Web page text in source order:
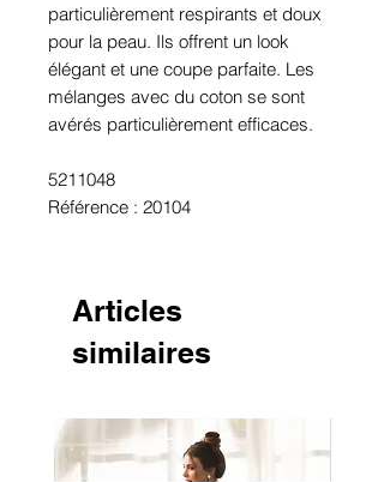
particulièrement respirants et doux
pour la peau. Ils offrent un look
élégant et une coupe parfaite. Les
mélanges avec du coton se sont
avérés particulièrement efficaces.
5211048
Référence : 20104
Articles
similaires